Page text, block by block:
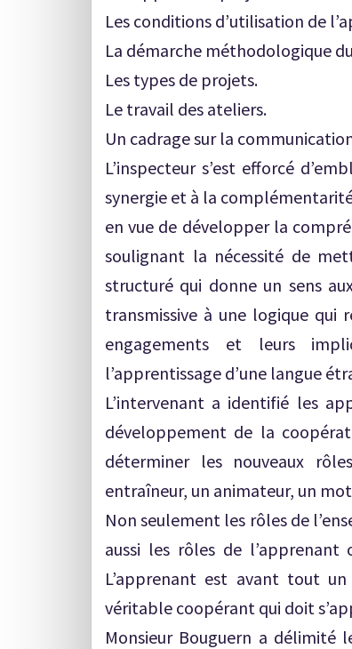
Les conditions d’utilisation de
La démarche méthodologique
Les types de projets.
Le travail des ateliers.
Un cadrage sur la
L’inspecteur s’est efforcé
synergie et à la
en vue de développer la
soulignant la nécessité de
structuré qui donne un sens
transmissive à une logique qui
engagements et leurs
l’apprentissage d’une langue
L’intervenant a identifié les
développement de la
déterminer les nouveaux
entraîneur, un animateur, un
Non seulement les rôles de
aussi les rôles de
L’apprenant est avant tout
véritable coopérant qui doit
Monsieur Bouguern a délimité